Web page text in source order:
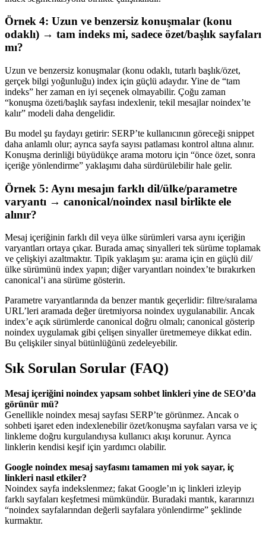
Örnek 4: Uzun ve benzersiz konuşmalar (konu
odaklı) → tam indeks mi, sadece özet/başlık sayfaları
mı?
Uzun ve benzersiz konuşmalar (konu odaklı, tutarlı başlık/özet,
gerçek bilgi yoğunluğu) index için güçlü adaydır. Yine de “tam
indeks” her zaman en iyi seçenek olmayabilir. Çoğu zaman
“konuşma özeti/başlık sayfası indexlenir, tekil mesajlar noindex’te
kalır” modeli daha dengelidir.
Bu model şu faydayı getirir: SERP’te kullanıcının göreceği snippet
daha anlamlı olur; ayrıca sayfa sayısı patlaması kontrol altına alınır.
Konuşma derinliği büyüdükçe arama motoru için “önce özet, sonra
içeriğe yönlendirme” yaklaşımı daha sürdürülebilir hale gelir.
Örnek 5: Aynı mesajın farklı dil/ülke/parametre
varyantı → canonical/noindex nasıl birlikte ele
alınır?
Mesaj içeriğinin farklı dil veya ülke sürümleri varsa aynı içeriğin
varyantları ortaya çıkar. Burada amaç sinyalleri tek sürüme toplamak
ve çelişkiyi azaltmaktır. Tipik yaklaşım şu: arama için en güçlü dil/
ülke sürümünü index yapın; diğer varyantları noindex’te bırakırken
canonical’i ana sürüme gösterin.
Parametre varyantlarında da benzer mantık geçerlidir: filtre/sıralama
URL’leri aramada değer üretmiyorsa noindex uygulanabilir. Ancak
index’e açık sürümlerde canonical doğru olmalı; canonical gösterip
noindex uygulamak gibi çelişen sinyaller üretmemeye dikkat edin.
Bu çelişkiler sinyal bütünlüğünü zedeleyebilir.
Sık Sorulan Sorular (FAQ)
Mesaj içeriğini noindex yapsam sohbet linkleri yine de SEO’da
görünür mü?
Genellikle noindex mesaj sayfası SERP’te görünmez. Ancak o
sohbeti işaret eden indexlenebilir özet/konuşma sayfaları varsa ve iç
linkleme doğru kurgulandıysa kullanıcı akışı korunur. Ayrıca
linklerin kendisi keşif için yardımcı olabilir.
Google noindex mesaj sayfasını tamamen mi yok sayar, iç
linkleri nasıl etkiler?
Noindex sayfa indekslenmez; fakat Google’ın iç linkleri izleyip
farklı sayfaları keşfetmesi mümkündür. Buradaki mantık, kararınızı
“noindex sayfalarından değerli sayfalara yönlendirme” şeklinde
kurmaktır.